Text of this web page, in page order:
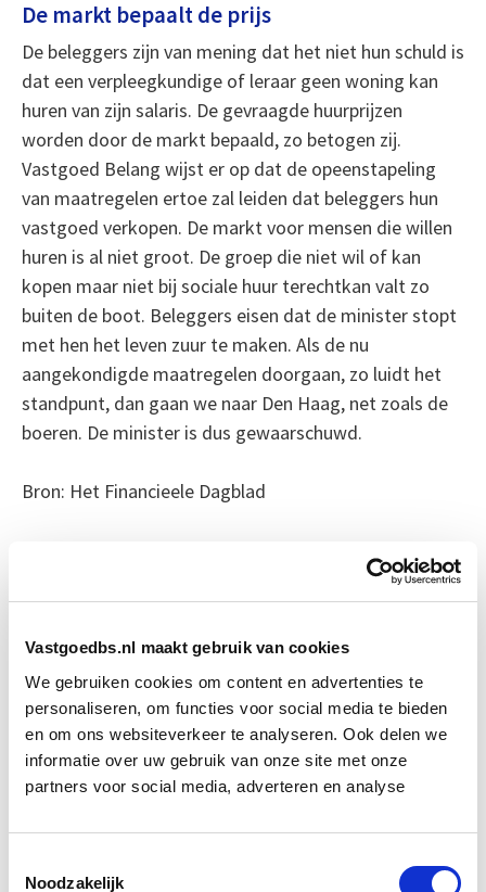
Vastgoedbs.nl maakt gebruik van cookies
We gebruiken cookies om content en advertenties te
personaliseren, om functies voor social media te bieden
en om ons websiteverkeer te analyseren. Ook delen we
informatie over uw gebruik van onze site met onze
partners voor social media, adverteren en analyse
Noodzakelijk
De markt bepaalt de prijs
De beleggers zijn van mening dat het niet hun schuld is
dat een verpleegkundige of leraar geen woning kan
huren van zijn salaris. De gevraagde huurprijzen
worden door de markt bepaald, zo betogen zij.
Vastgoed Belang wijst er op dat de opeenstapeling
van maatregelen ertoe zal leiden dat beleggers hun
vastgoed verkopen. De markt voor mensen die willen
huren is al niet groot. De groep die niet wil of kan
kopen maar niet bij sociale huur terechtkan valt zo
buiten de boot. Beleggers eisen dat de minister stopt
met hen het leven zuur te maken. Als de nu
aangekondigde maatregelen doorgaan, zo luidt het
standpunt, dan gaan we naar Den Haag, net zoals de
boeren. De minister is dus gewaarschuwd.
Bron: Het Financieele Dagblad
Boeiend verhaal? Duik dan eens
Vastgoedmanagement Start ma 14 sep
Business Case voor Vastgoed- &
Projectontwikkeling
10 sep